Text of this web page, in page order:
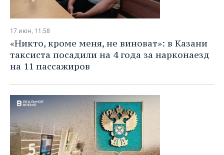
17 июн, 11:58
«Никто, кроме меня, не виноват»: в Казани
таксиста посадили на 4 года за нарконаезд
на 11 пассажиров